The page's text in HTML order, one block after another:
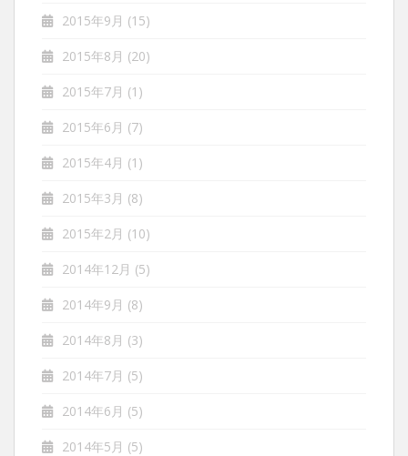
2015年9月 (15)
2015年8月 (20)
2015年7月 (1)
2015年6月 (7)
2015年4月 (1)
2015年3月 (8)
2015年2月 (10)
2014年12月 (5)
2014年9月 (8)
2014年8月 (3)
2014年7月 (5)
2014年6月 (5)
2014年5月 (5)